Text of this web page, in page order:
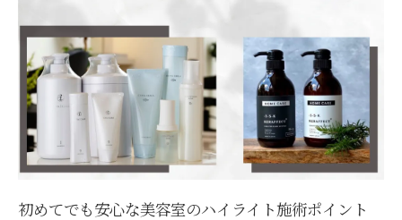
初めてでも安心な美容室のハイライト施術ポイント